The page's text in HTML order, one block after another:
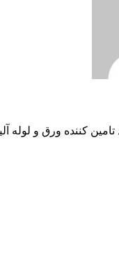
کننده ورق و لوله